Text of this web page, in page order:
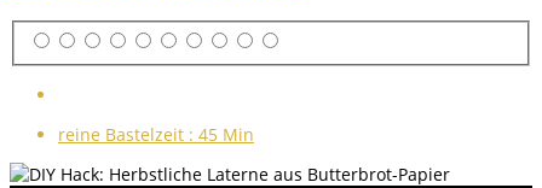
reine Bastelzeit : 45 Min